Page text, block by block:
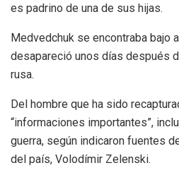
es padrino de una de sus hijas.
Medvedchuk se encontraba bajo
desapareció unos días después
rusa.
Del hombre que ha sido
“informaciones importantes”,
guerra, según indicaron fuentes
del país, Volodímir Zelenski.